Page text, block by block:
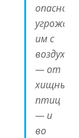
опасность
угрожает
им с
воздуха
— от
хищных
птиц
— и
во